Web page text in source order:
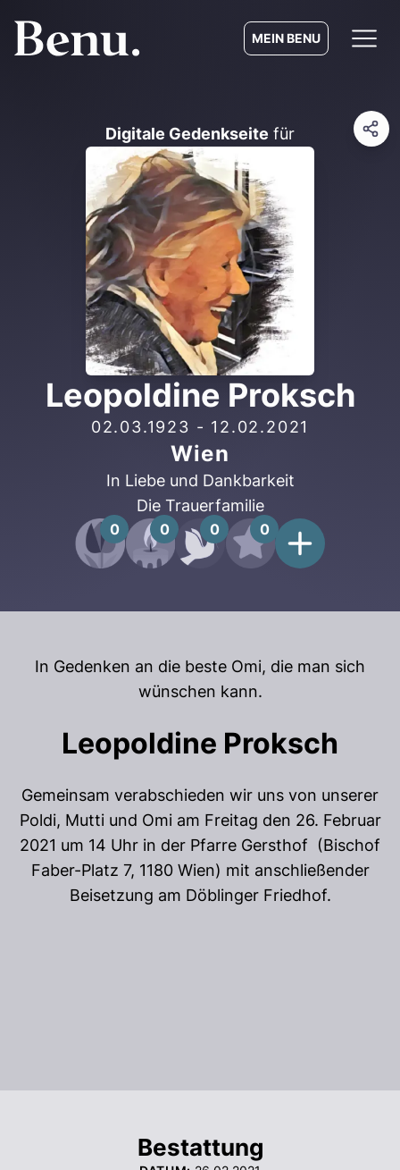
MEIN BENU
Digitale Gedenkseite für
Leopoldine Proksch
02.03.1923 - 12.02.2021
Wien
In Liebe und Dankbarkeit
Die Trauerfamilie
0 0 0 0
In Gedenken an die beste Omi, die man sich
wünschen kann.
Leopoldine Proksch
Gemeinsam verabschieden wir uns von unserer
Poldi, Mutti und Omi am Freitag den 26. Februar
2021 um 14 Uhr in der Pfarre Gersthof (Bischof
Faber-Platz 7, 1180 Wien) mit anschließender
Beisetzung am Döblinger Friedhof.
Bestattung